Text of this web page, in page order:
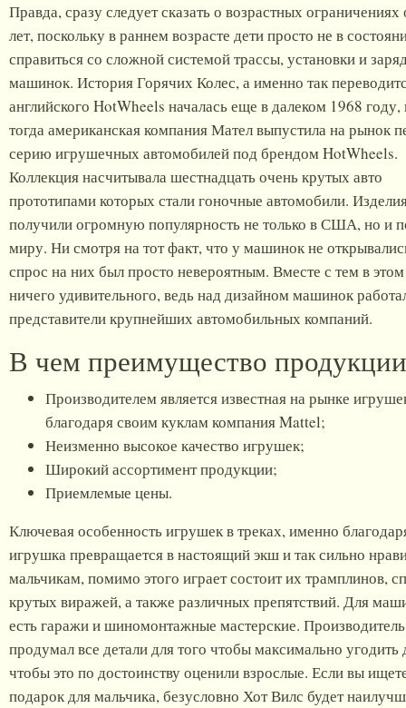
Правда, сразу следует сказать о возрастных ограничениях
лет, поскольку в раннем возрасте дети просто не в
справиться со сложной системой трассы, установки и
машинок. История Горячих Колес, а именно так
английского HotWheels началась еще в далеком 1968
тогда американская компания Мател выпустила на рынок
серию игрушечных автомобилей под брендом HotWheels.
Коллекция насчитывала шестнадцать очень крутых авто
прототипами которых стали гоночные автомобили.
получили огромную популярность не только в США, но и
миру. Ни смотря на тот факт, что у машинок не
спрос на них был просто невероятным. Вместе с тем в
ничего удивительного, ведь над дизайном машинок
представители крупнейших автомобильных компаний.
В чем преимущество
Производителем является известная на рынке
благодаря своим куклам компания Mattel;
Неизменно высокое качество игрушек;
Широкий ассортимент продукции;
Приемлемые цены.
Ключевая особенность игрушек в треках, именно
игрушка превращается в настоящий экш и так сильно
мальчикам, помимо этого играет состоит их трамплинов,
крутых виражей, а также различных препятствий. Для
есть гаражи и шиномонтажные мастерские. Производитель
продумал все детали для того чтобы максимально угодить
чтобы это по достоинству оценили взрослые. Если вы
подарок для мальчика, безусловно Хот Вилс будет